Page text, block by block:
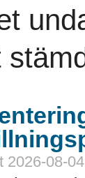
08-